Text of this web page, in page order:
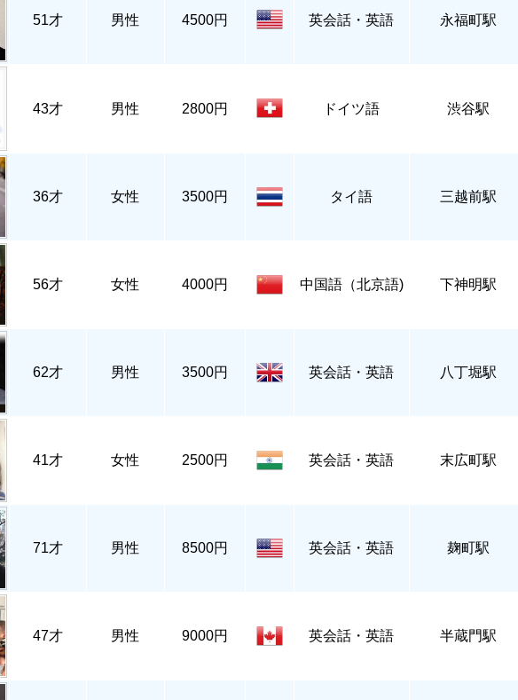
51才 男性 4500円 英会話・英語 永福町駅
43才 男性 2800円 ドイツ語 渋谷駅
36才 女性 3500円 タイ語 三越前駅
56才 女性 4000円 中国語（北京語) 下神明駅
62才 男性 3500円 英会話・英語 八丁堀駅
41才 女性 2500円 英会話・英語 末広町駅
71才 男性 8500円 英会話・英語 麹町駅
47才 男性 9000円 英会話・英語 半蔵門駅